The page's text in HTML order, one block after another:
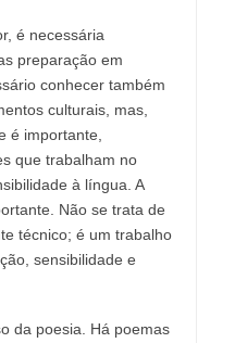
é necessária
preparação em
conhecer também
culturais, mas,
é importante,
que trabalham no
à língua. A
Não se trata de
técnico; é um trabalho
sensibilidade e
da poesia. Há poemas